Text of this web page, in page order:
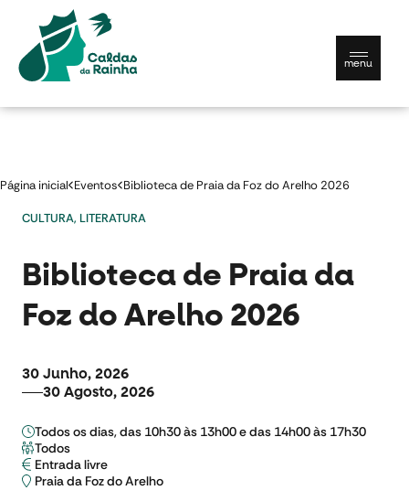
menu
Município
Contactos e serviçosDocumentos úteis
Português
Página inicial Eventos Biblioteca de Praia da Foz do Arelho 2026
CULTURA, LITERATURA
Biblioteca de Praia da
Foz do Arelho 2026
30 Junho, 2026
30 Agosto, 2026
Todos os dias, das 10h30 às 13h00 e das 14h00 às 17h30
Todos
Entrada livre
Praia da Foz do Arelho